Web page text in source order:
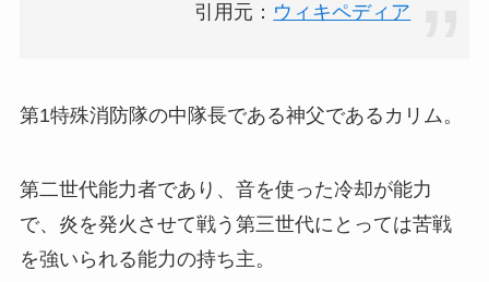
引用元： ウィキペディア
第1特殊消防隊の中隊長である神父であるカリム。
第二世代能力者であり、音を使った冷却が能力
で、炎を発火させて戦う第三世代にとっては苦戦
を強いられる能力の持ち主。